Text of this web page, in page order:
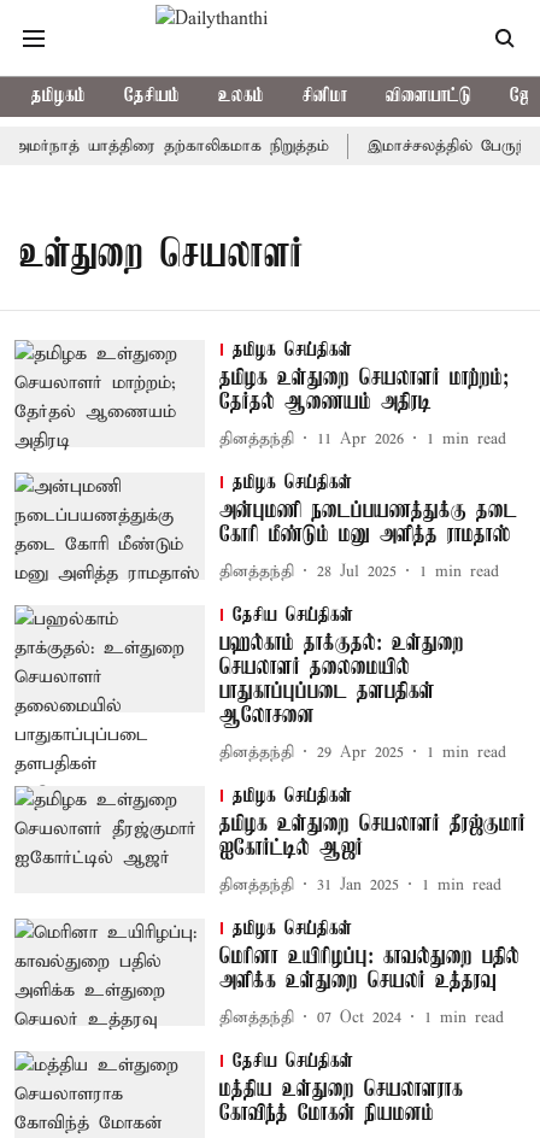
தமிழகம் தேசியம் உலகம் சினிமா விளையாட்டு
அமர்நாத் யாத்திரை தற்காலிகமாக நிறுத்தம் இமாச்சலத்தில்
உள்துறை செயலாளர்
தமிழக செய்திகள்
தமிழக உள்துறை செயலாளர் மாற்றம்;
தேர்தல் ஆணையம் அதிரடி
தினத்தந்தி 11 Apr 2026 1 min read
தமிழக செய்திகள்
அன்புமணி நடைப்பயணத்துக்கு தடை
கோரி மீண்டும் மனு அளித்த ராமதாஸ்
தினத்தந்தி 28 Jul 2025 1 min read
தேசிய செய்திகள்
பஹல்காம் தாக்குதல்: உள்துறை
செயலாளர் தலைமையில்
பாதுகாப்புப்படை தளபதிகள்
ஆலோசனை
தினத்தந்தி 29 Apr 2025 1 min read
தமிழக செய்திகள்
தமிழக உள்துறை செயலாளர் தீரஜ்குமார்
ஐகோர்ட்டில் ஆஜர்
தினத்தந்தி 31 Jan 2025 1 min read
தமிழக செய்திகள்
மெரினா உயிரிழப்பு: காவல்துறை பதில்
அளிக்க உள்துறை செயலர் உத்தரவு
தினத்தந்தி 07 Oct 2024 1 min read
தேசிய செய்திகள்
மத்திய உள்துறை செயலாளராக
கோவிந்த் மோகன் நியமனம்